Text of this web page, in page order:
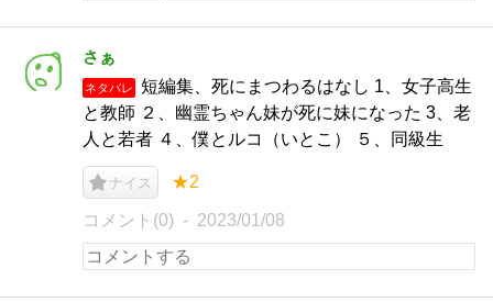
さぁ
ネタバレ
短編集、死にまつわるはなし 1、女子高生
と教師 ２、幽霊ちゃん妹が死に妹になった 3、老
人と若者 ４、僕とルコ（いとこ） ５、同級生
ナイス ★2
コメント(0) 2023/01/08